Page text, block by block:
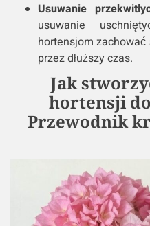
Usuwanie
usuwanie
hortensjom zachować
przez dłuższy czas.
Jak
hortensji
Przewodnik